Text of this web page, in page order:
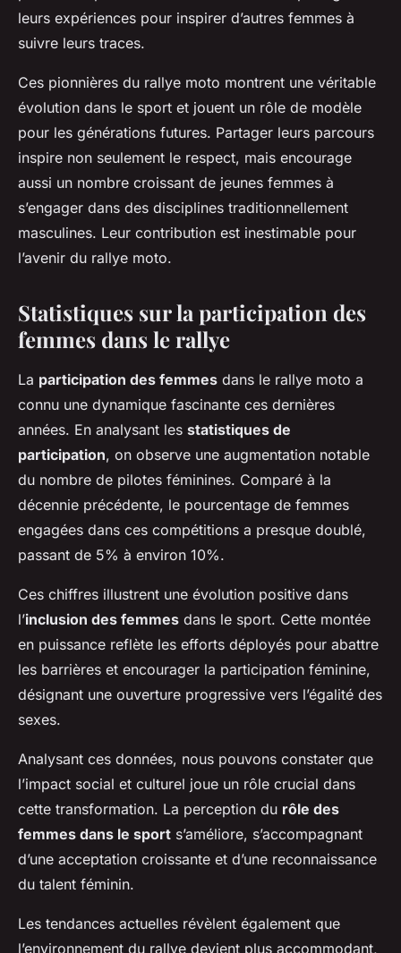
leurs expériences pour inspirer d’autres femmes à
suivre leurs traces.
Ces pionnières du rallye moto montrent une véritable
évolution dans le sport et jouent un rôle de modèle
pour les générations futures. Partager leurs parcours
inspire non seulement le respect, mais encourage
aussi un nombre croissant de jeunes femmes à
s’engager dans des disciplines traditionnellement
masculines. Leur contribution est inestimable pour
l’avenir du rallye moto.
Statistiques sur la participation des
femmes dans le rallye
La participation des femmes dans le rallye moto a
connu une dynamique fascinante ces dernières
années. En analysant les statistiques de
participation, on observe une augmentation notable
du nombre de pilotes féminines. Comparé à la
décennie précédente, le pourcentage de femmes
engagées dans ces compétitions a presque doublé,
passant de 5% à environ 10%.
Ces chiffres illustrent une évolution positive dans
l’inclusion des femmes dans le sport. Cette montée
en puissance reflète les efforts déployés pour abattre
les barrières et encourager la participation féminine,
désignant une ouverture progressive vers l’égalité des
sexes.
Analysant ces données, nous pouvons constater que
l’impact social et culturel joue un rôle crucial dans
cette transformation. La perception du rôle des
femmes dans le sport s’améliore, s’accompagnant
d’une acceptation croissante et d’une reconnaissance
du talent féminin.
Les tendances actuelles révèlent également que
l’environnement du rallye devient plus accommodant,